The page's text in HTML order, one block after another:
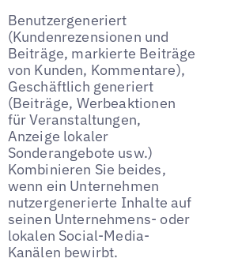
Benutzergeneriert
(Kundenrezensionen und
Beiträge, markierte Beiträge
von Kunden, Kommentare),
Geschäftlich generiert
(Beiträge, Werbeaktionen
für Veranstaltungen,
Anzeige lokaler
Sonderangebote usw.)
Kombinieren Sie beides,
wenn ein Unternehmen
nutzergenerierte Inhalte auf
seinen Unternehmens- oder
lokalen Social-Media-
Kanälen bewirbt.